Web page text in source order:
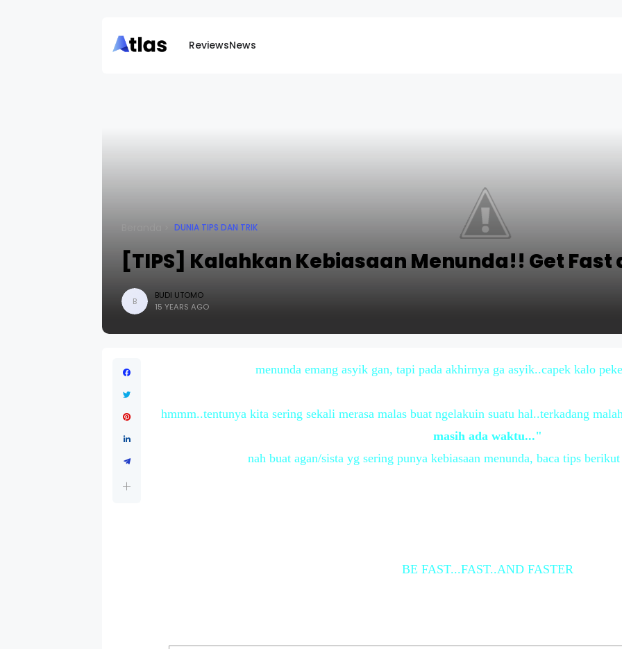
ReviewsNews
DUNIA TIPS DAN TRIK
[TIPS] Kalahkan Kebiasaan Menunda!! Get Fast
B
BUDI UTOMO
15 YEARS AGO
menunda emang asyik gan, tapi pada akhirnya ga asyik..capek kalo
hmmm..tentunya kita sering sekali merasa malas buat ngelakuin suatu hal..terkadang
masih ada waktu..."
nah buat agan/sista yg sering punya kebiasaan menunda, baca tips
BE FAST...FAST..AND FASTER